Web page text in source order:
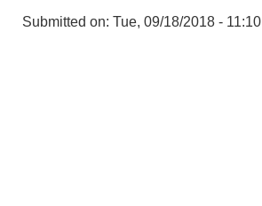
Submitted on: Tue, 09/18/2018 - 11:10